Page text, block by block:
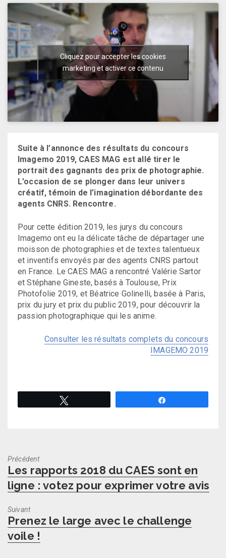
Cliquez pour accepter les cookies
marketing et activer ce contenu
Suite à l’annonce des résultats du concours
Imagemo 2019, CAES MAG est allé tirer le
portrait des gagnants des prix de photographie.
L’occasion de se plonger dans leur univers
créatif, témoin de l’imagination débordante des
agents CNRS. Rencontre.
Pour cette édition 2019, les jurys du concours
Imagemo ont eu la délicate tâche de départager une
moisson de photographies et de textes talentueux
et inventifs envoyés par des agents CNRS partout
en France. Le CAES MAG a rencontré Valérie Sartor
et Stéphane Gineste, basés à Toulouse, Prix
Photofolie 2019, et Béatrice Golinelli, basée à Paris,
prix du jury et prix du public 2019, pour découvrir la
passion photographique qui les anime.
Consulter les résultats complets du concours
IMAGEMO 2019
Précédent
Previous
post:
Les rapports 2018 du CAES sont en
ligne : votez pour exprimer votre avis
Suivant
Next
post:
Prenez le large avec le challenge
voile !